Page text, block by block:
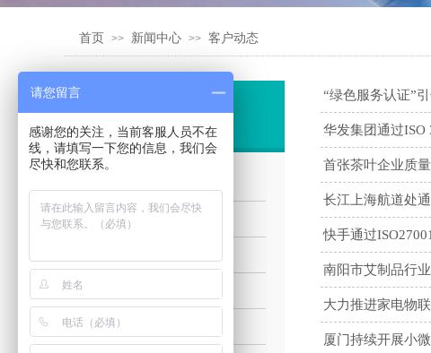
首页 >> 新闻中心 >> 客户动态
新闻中心
“绿色服务认证”
华发集团通过ISO
首张茶叶企业质
长江上海航道处
快手通过
南阳市艾制品行
大力推进家电物
厦门持续开展小
请您留言
感谢您的关注，当前客服人员不在
线，请填写一下您的信息，我们会
尽快和您联系。